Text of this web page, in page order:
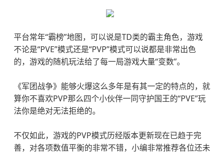
平台常年“霸榜”地图，可以说是TD类的霸主角色，游戏
不论是“PVE”模式还是“PVP”模式可以说都是非常出色
的，游戏的随机玩法给了每一局游戏大量“变数”。
《军团战争》能够火爆这么多年是有其一定的特点的，就
算你不喜欢PVP那么四个小伙伴一同守护国王的“PVE”玩
法你是绝对无法拒绝的。
不仅如此，游戏的PVP模式历经版本更新现在已趋于完
善，对各项数值平衡的非常不错，小编非常推荐各位还未